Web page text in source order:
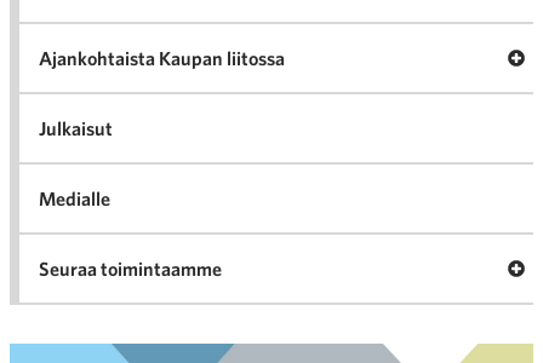
Ajankohtaista Kaupan liitossa
Julkaisut
Medialle
Seuraa toimintaamme